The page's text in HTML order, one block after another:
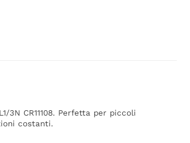
CR11108. Perfetta per piccoli
costanti.